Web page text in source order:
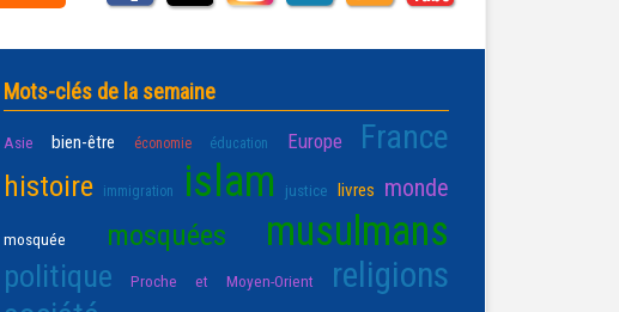
Mots-clés de la semaine
Asie bien-être économie éducation Europe France
histoire immigration islam justice livres monde
mosquée mosquées musulmans
politique Proche et Moyen-Orient religions